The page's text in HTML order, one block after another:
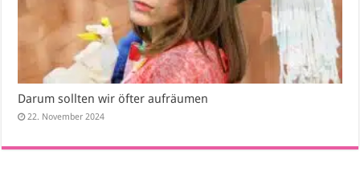
Darum sollten wir öfter aufräumen
22. November 2024